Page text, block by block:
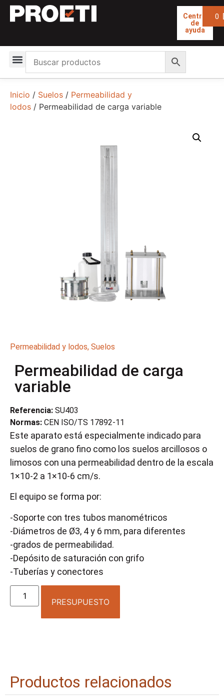
Centro
de
ayuda
0
Inicio / Suelos / Permeabilidad y
lodos / Permeabilidad de carga variable
Permeabilidad y lodos, Suelos
Permeabilidad de carga
variable
Referencia: SU403
Normas: CEN ISO/TS 17892-11
Este aparato está especialmente indicado para
suelos de grano fino como los suelos arcillosos o
limosos con una permeabilidad dentro de la escala
1×10-2 a 1×10-6 cm/s.
El equipo se forma por:
-Soporte con tres tubos manométricos
-Diámetros de Ø3, 4 y 6 mm, para diferentes
-grados de permeabilidad.
-Depósito de saturación con grifo
-Tuberías y conectores
PRESUPUESTO
Productos relacionados